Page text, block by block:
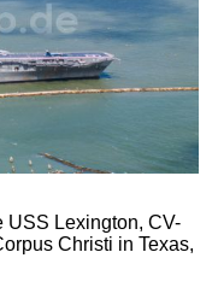
USS Lexington, CV-
Christi in Texas,